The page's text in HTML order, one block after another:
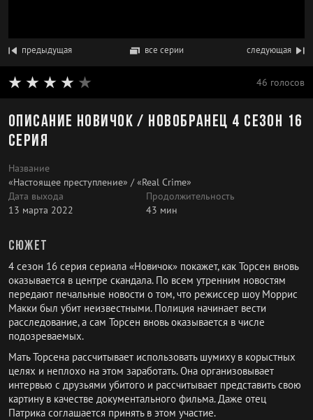
предыдущая все серии следующая
46 голосов
Описание Новичок / Новобранец 4 сезон 16
серия
Название
«Настоящее преступление» / «Real Crime»
Дата выхода
13 марта 2022
Продолжительность
43 мин
Сюжет
4 сезон 16 серия сериала «Новичок» покажет, как Торсен вновь
оказывается в центре скандала. По всем утренним новостям
передают печальные новости о том, что режиссер шоу Моррис
Макки был убит неизвестными. Полиция начинает вести
расследование, а сам Торсен вновь оказывается в числе
подозреваемых.
Мать Торсена рассчитывает использовать шумиху в корыстных
целях и неплохо на этом заработать. Она организовывает
интервью с друзьями убитого и рассчитывает представить свою
картину в качестве документального фильма. Даже отец
Патрика соглашается принять в этом участие.